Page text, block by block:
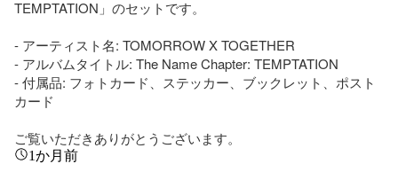
TEMPTATION」のセットです。
- アーティスト名: TOMORROW X TOGETHER
- アルバムタイトル: The Name Chapter: TEMPTATION
- 付属品: フォトカード、ステッカー、ブックレット、ポスト
カード
ご覧いただきありがとうございます。
1か月前